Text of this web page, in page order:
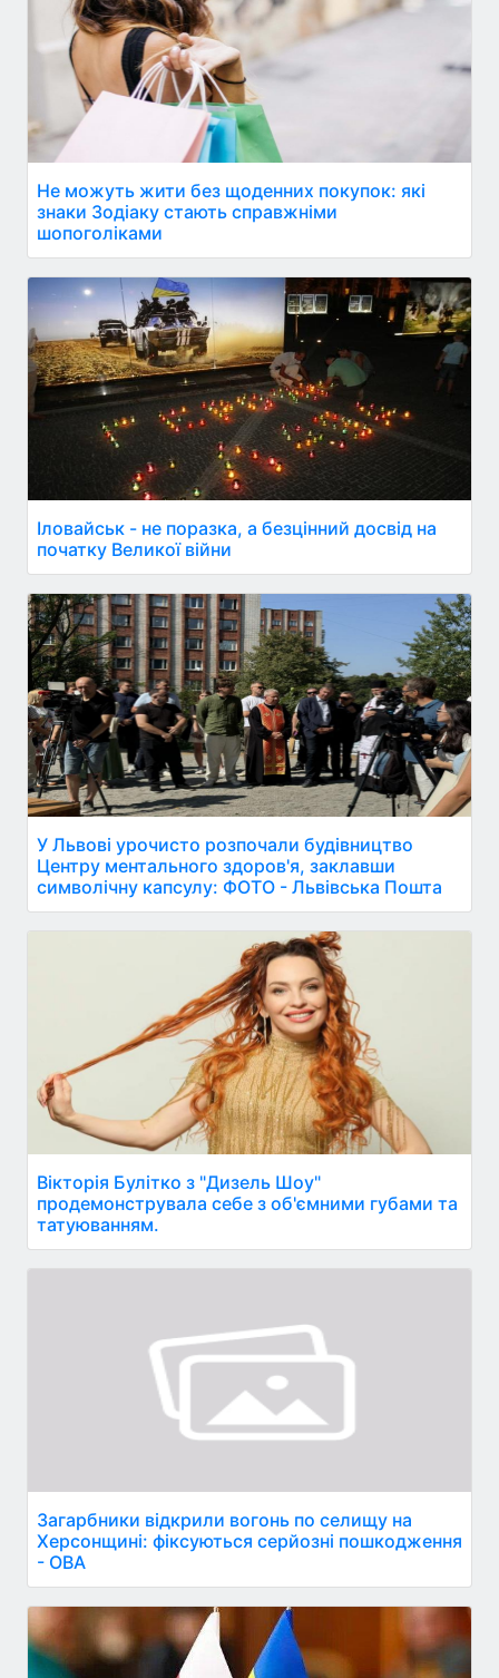
Не можуть жити без щоденних покупок: які
знаки Зодіаку стають справжніми
шопоголіками
Іловайськ - не поразка, а безцінний досвід на
початку Великої війни
У Львові урочисто розпочали будівництво
Центру ментального здоров'я, заклавши
символічну капсулу: ФОТО - Львівська Пошта
Вікторія Булітко з "Дизель Шоу"
продемонструвала себе з об'ємними губами та
татуюванням.
Загарбники відкрили вогонь по селищу на
Херсонщині: фіксуються серйозні пошкодження
- ОВА